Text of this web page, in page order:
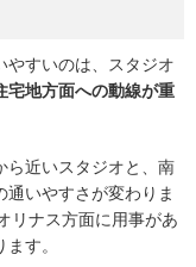
やすいのは、スタジオ
宅地方面への動線が重
ら近いスタジオと、南
いやすさが変わりま
リナス方面に用事があ
す。